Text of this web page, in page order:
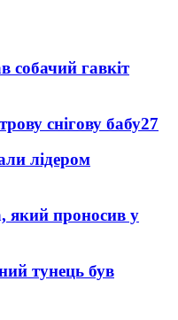
собачий гавкіт
снігову бабу27
лідером
проносив у
тунець був